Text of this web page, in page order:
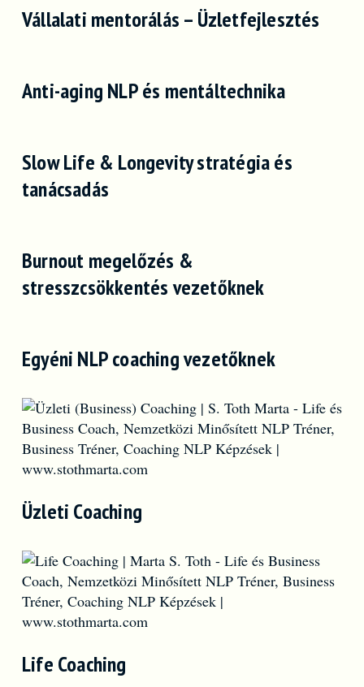
Vállalati mentorálás – Üzletfejlesztés
Anti-aging NLP és mentáltechnika
Slow Life & Longevity stratégia és
tanácsadás
Burnout megelőzés &
stresszcsökkentés vezetőknek
Egyéni NLP coaching vezetőknek
Üzleti Coaching
Life Coaching